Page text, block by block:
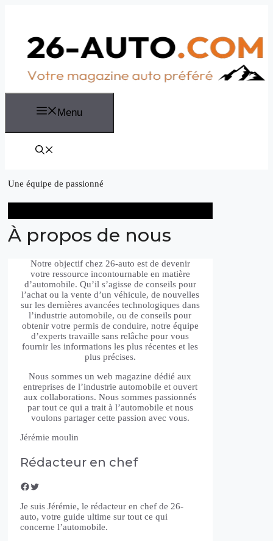
Menu
Une équipe de passionné
À propos de nous
Notre objectif chez 26-auto est de devenir
votre ressource incontournable en matière
d’automobile. Qu’il s’agisse de conseils pour
l’achat ou la vente d’un véhicule, de nouvelles
sur les dernières avancées technologiques dans
l’industrie automobile, ou de conseils pour
obtenir votre permis de conduire, notre équipe
d’experts travaille sans relâche pour vous
fournir les informations les plus récentes et les
plus précises.
Nous sommes un web magazine dédié aux
entreprises de l’industrie automobile et ouvert
aux collaborations. Nous sommes passionnés
par tout ce qui a trait à l’automobile et nous
voulons partager cette passion avec vous.
Jérémie moulin
Rédacteur en chef
Facebook
Twitter
Je suis Jérémie, le rédacteur en chef de 26-
auto, votre guide ultime sur tout ce qui
concerne l’automobile.